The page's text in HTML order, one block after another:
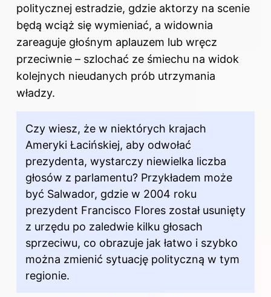
politycznej estradzie, gdzie aktorzy na scenie
będą wciąż się wymieniać, a widownia
zareaguje głośnym aplauzem lub wręcz
przeciwnie – szlochać ze śmiechu na widok
kolejnych nieudanych prób utrzymania
władzy.
Czy wiesz, że w niektórych krajach
Ameryki Łacińskiej, aby odwołać
prezydenta, wystarczy niewielka liczba
głosów z parlamentu? Przykładem może
być Salwador, gdzie w 2004 roku
prezydent Francisco Flores został usunięty
z urzędu po zaledwie kilku głosach
sprzeciwu, co obrazuje jak łatwo i szybko
można zmienić sytuację polityczną w tym
regionie.